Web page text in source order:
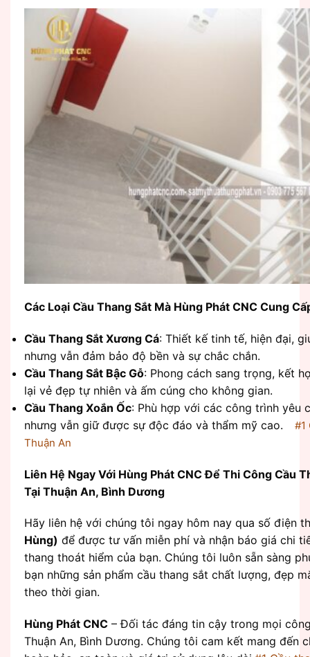
Các Loại Cầu Thang Sắt Mà Hùng Phát CNC Cung
Cầu Thang Sắt Xương Cá: Thiết kế tinh tế, hiện đại,
nhưng vẫn đảm bảo độ bền và sự chắc chắn.
Cầu Thang Sắt Bậc Gỗ: Phong cách sang trọng, kết
lại vẻ đẹp tự nhiên và ấm cúng cho không gian.
Cầu Thang Xoắn Ốc: Phù hợp với các công trình yêu
nhưng vẫn giữ được sự độc đáo và thẩm mỹ cao.
#1
Thuận An
Liên Hệ Ngay Với Hùng Phát CNC Để Thi Công Cầu
Tại Thuận An, Bình Dương
Hãy liên hệ với chúng tôi ngay hôm nay qua số điện
Hùng) để được tư vấn miễn phí và nhận báo giá chi
thang thoát hiểm của bạn. Chúng tôi luôn sẵn sàng
bạn những sản phẩm cầu thang sắt chất lượng, đẹp
theo thời gian.
Hùng Phát CNC – Đối tác đáng tin cậy trong mọi
Thuận An, Bình Dương. Chúng tôi cam kết mang đến